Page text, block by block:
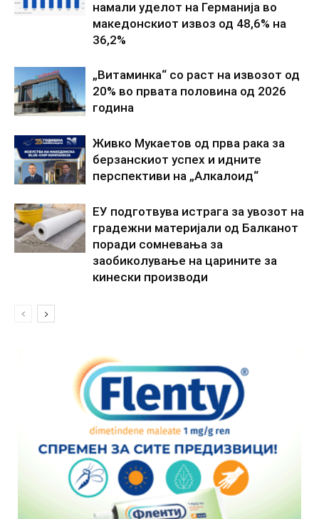
намали уделот на Германија во
македонскиот извоз од 48,6% на
36,2%
„Витаминка“ со раст на извозот од
20% во првата половина од 2026
година
Живко Мукаетов од прва рака за
берзанскиот успех и идните
перспективи на „Алкалоид“
ЕУ подготвува истрага за увозот на
градежни материјали од Балканот
поради сомневања за
заобиколување на царините за
кинески производи